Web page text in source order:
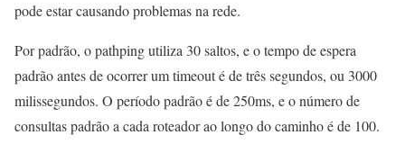
pode estar causando problemas na rede.
Por padrão, o pathping utiliza 30 saltos, e o tempo de espera
padrão antes de ocorrer um timeout é de três segundos, ou 3000
milissegundos. O período padrão é de 250ms, e o número de
consultas padrão a cada roteador ao longo do caminho é de 100.